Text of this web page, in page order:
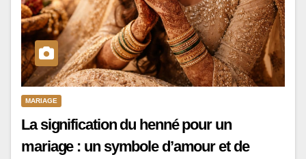
MARIAGE
La signification du henné pour un
mariage : un symbole d’amour et de